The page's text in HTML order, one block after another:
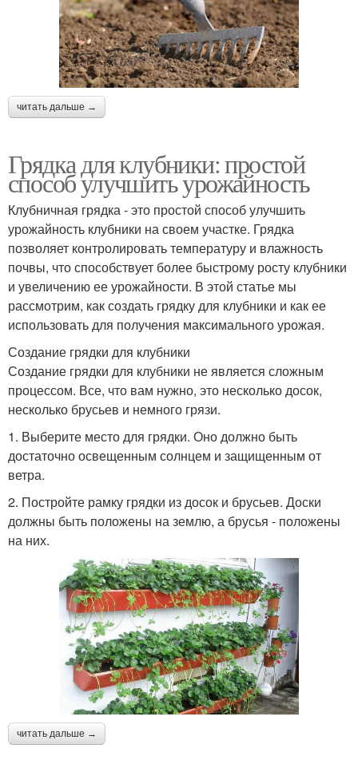
читать дальше →
Грядка для клубники: простой
способ улучшить урожайность
Клубничная грядка - это простой способ улучшить
урожайность клубники на своем участке. Грядка
позволяет контролировать температуру и влажность
почвы, что способствует более быстрому росту клубники
и увеличению ее урожайности. В этой статье мы
рассмотрим, как создать грядку для клубники и как ее
использовать для получения максимального урожая.
Создание грядки для клубники
Создание грядки для клубники не является сложным
процессом. Все, что вам нужно, это несколько досок,
несколько брусьев и немного грязи.
1. Выберите место для грядки. Оно должно быть
достаточно освещенным солнцем и защищенным от
ветра.
2. Постройте рамку грядки из досок и брусьев. Доски
должны быть положены на землю, а брусья - положены
на них.
читать дальше →